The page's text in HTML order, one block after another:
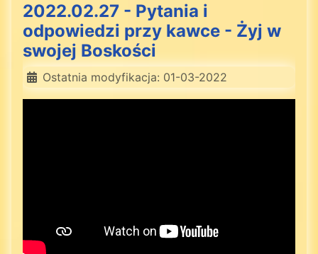
2022.02.27 - Pytania i
odpowiedzi przy kawce - Żyj w
swojej Boskości
Ostatnia modyfikacja: 01-03-2022